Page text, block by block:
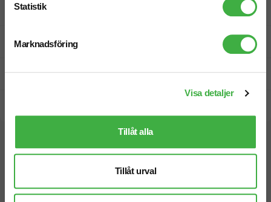
Statistik
Marknadsföring
Visa detaljer
Tillåt alla
Tillåt urval
Designskiss inom 1 h
Fri offert
Prisgaranti
Vi hjälper dig gärna!